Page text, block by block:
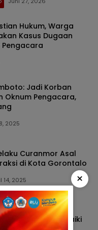
Hukum, Warga
Kasus Dugaan
Pengacara
Jadi Korban
Oknum Pengacara,
2025
Curanmor Asal
di Kota Gorontalo
14, 2025
Tidak Mampu,
Patungan Perbaiki
×